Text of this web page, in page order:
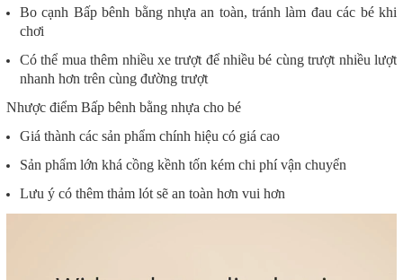
Bo cạnh Bấp bênh bằng nhựa an toàn, tránh làm đau các bé khi
chơi
Có thể mua thêm nhiều xe trượt để nhiều bé cùng trượt nhiều lượt
nhanh hơn trên cùng đường trượt
Nhược điểm Bấp bênh bằng nhựa cho bé
Giá thành các sản phẩm chính hiệu có giá cao
Sản phẩm lớn khá cồng kềnh tốn kém chi phí vận chuyển
Lưu ý có thêm thảm lót sẽ an toàn hơn vui hơn